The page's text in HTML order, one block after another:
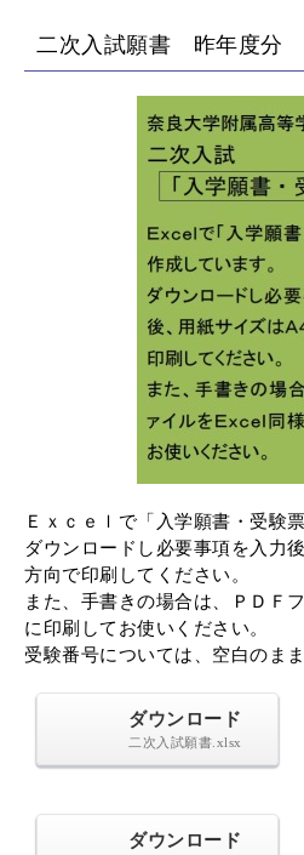
二次入試願書 昨年度分
Ｅｘｃｅｌで「入学願書・受験
ダウンロードし必要事項を入力
方向で印刷してください。
また、手書きの場合は、ＰＤＦ
に印刷してお使いください。
受験番号については、空白のま
ダウンロード
二次入試願書.xlsx
ダウンロード